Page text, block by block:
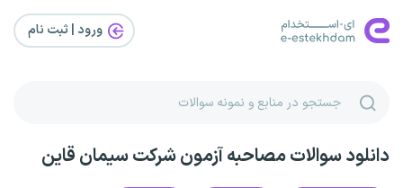
ورود | ثبت‌ نام
دانلود سوالات مصاحبه آزمون شرکت سیمان قاین